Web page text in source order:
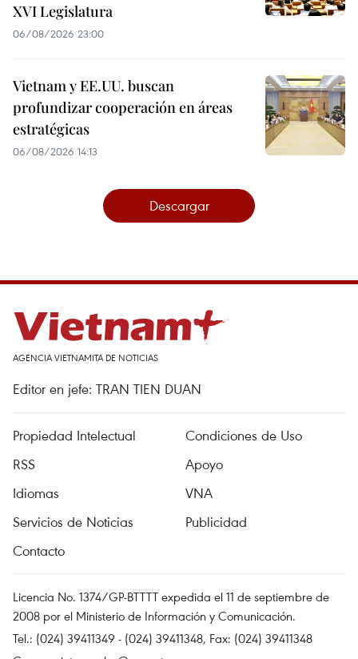
XVI Legislatura
06/08/2026 23:00
Vietnam y EE.UU. buscan
profundizar cooperación en áreas
estratégicas
06/08/2026 14:13
Descargar
AGENCIA VIETNAMITA DE NOTICIAS
Editor en jefe: TRAN TIEN DUAN
Propiedad Intelectual
Condiciones de Uso
RSS
Apoyo
Idiomas
VNA
Servicios de Noticias
Publicidad
Contacto
Licencia No. 1374/GP-BTTTT expedida el 11 de septiembre de
2008 por el Ministerio de Información y Comunicación.
Tel.: (024) 39411349 - (024) 39411348, Fax: (024) 39411348